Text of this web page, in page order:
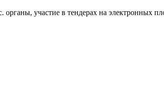
органы, участие в тендерах на электронных